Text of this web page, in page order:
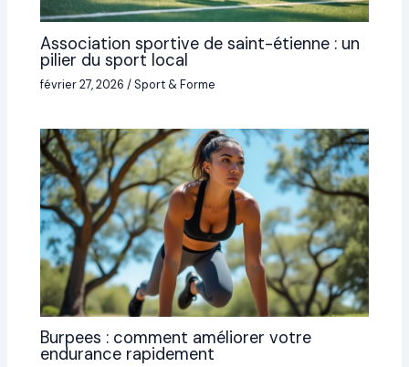
Association sportive de saint-étienne : un
pilier du sport local
février 27, 2026/Sport & Forme
Burpees : comment améliorer votre
endurance rapidement